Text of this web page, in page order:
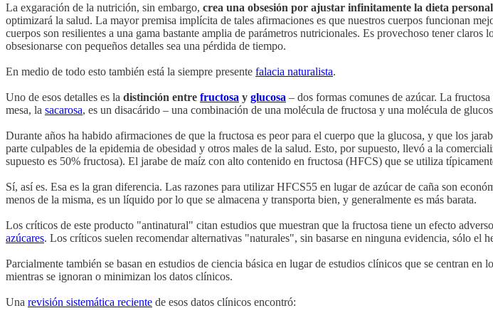
La exgaración de la nutrición, sin embargo, crea una obsesión por ajustar infinitamente la dieta personal
optimizará la salud. La mayor premisa implícita de tales afirmaciones es que nuestros cuerpos funcionan
cuerpos son resilientes a una gama bastante amplia de parámetros nutricionales. Es provechoso tener
obsesionarse con pequeños detalles sea una pérdida de tiempo.
En medio de todo esto también está la siempre presente falacia naturalista.
Uno de esos detalles es la distinción entre fructosa y glucosa – dos formas comunes de azúcar. La
mesa, la sacarosa, es un disacárido – una combinación de una molécula de fructosa y una molécula de
Durante años ha habido afirmaciones de que la fructosa es peor para el cuerpo que la glucosa, y que los
parte culpables de la epidemia de obesidad y otros males de la salud. Esto, por supuesto, llevó a la
supuesto es 50% fructosa). El jarabe de maíz con alto contenido en fructosa (HFCS) que se utiliza
Sí, así es. Esa es la gran diferencia. Las razones para utilizar HFCS55 en lugar de azúcar de caña son
menos de la misma, es un líquido por lo que se almacena y transporta bien, y generalmente es más barata.
Los críticos de este producto "antinatural" citan estudios que muestran que la fructosa tiene un efecto
azúcares. Los críticos suelen recomendar alternativas "naturales", sin basarse en ninguna evidencia, sólo el
Parcialmente también se basan en estudios de ciencia básica en lugar de estudios clínicos que se centran
mientras se ignoran o minimizan los datos clínicos.
Una revisión sistemática reciente de esos datos clínicos encontró: